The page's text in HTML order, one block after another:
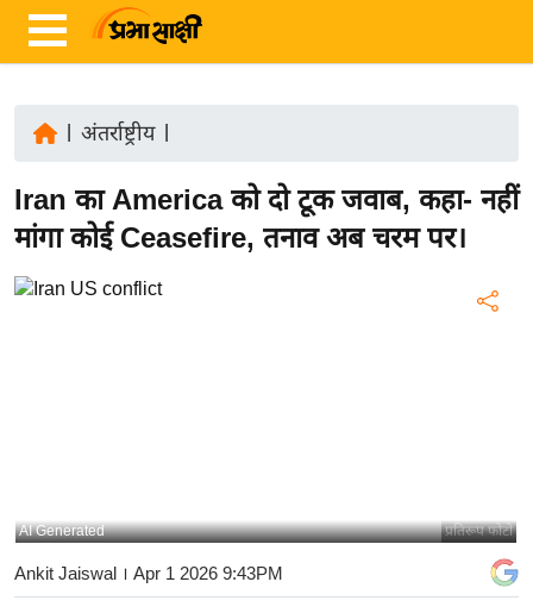
ज़ा
ख
र
ष्ट्री
य
बि
अंतर्राष्ट्रीय|
Iran का America को दो टूक जवाब, कहा- नहीं
मांगा कोई Ceasefire, तनाव अब चरम पर।
प्रतिरूप फोटो
AI Generated
Ankit Jaiswal । Apr 1 2026 9:43PM